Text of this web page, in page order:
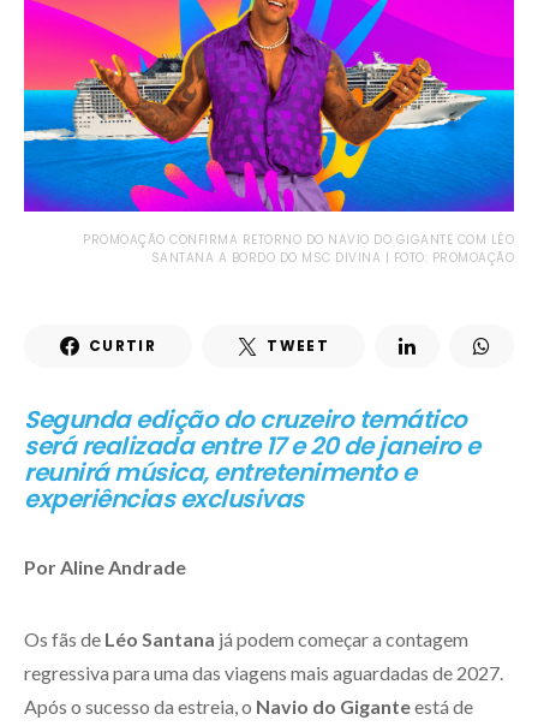
PROMOAÇÃO CONFIRMA RETORNO DO NAVIO DO GIGANTE COM LÉO
SANTANA A BORDO DO MSC DIVINA | FOTO: PROMOAÇÃO
CURTIR TWEET
Segunda edição do cruzeiro temático
será realizada entre 17 e 20 de janeiro e
reunirá música, entretenimento e
experiências exclusivas
Por Aline Andrade
Os fãs de Léo Santana já podem começar a contagem
regressiva para uma das viagens mais aguardadas de 2027.
Após o sucesso da estreia, o Navio do Giganteestá de